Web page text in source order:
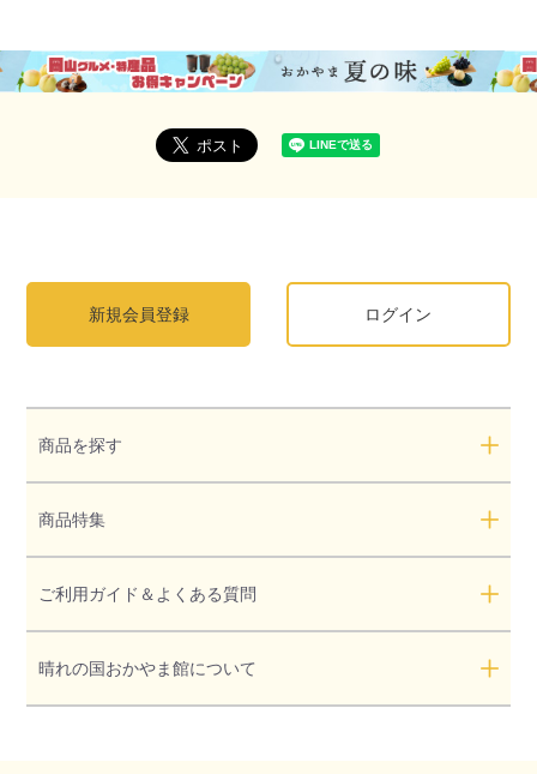
新規会員登録 ログイン
商品を探す
商品特集
ご利用ガイド＆よくある質問
晴れの国おかやま館について